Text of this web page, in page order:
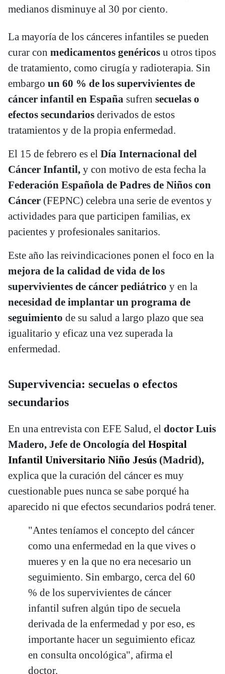
medianos disminuye al 30 por ciento.
La mayoría de los cánceres infantiles se pueden
curar con medicamentos genéricos u otros tipos
de tratamiento, como cirugía y radioterapia. Sin
embargo un 60 % de los supervivientes de
cáncer infantil en España sufren secuelas o
efectos secundarios derivados de estos
tratamientos y de la propia enfermedad.
El 15 de febrero es el Día Internacional del
Cáncer Infantil, y con motivo de esta fecha la
Federación Española de Padres de Niños con
Cáncer (FEPNC) celebra una serie de eventos y
actividades para que participen familias, ex
pacientes y profesionales sanitarios.
Este año las reivindicaciones ponen el foco en la
mejora de la calidad de vida de los
supervivientes de cáncer pediátrico y en la
necesidad de implantar un programa de
seguimiento de su salud a largo plazo que sea
igualitario y eficaz una vez superada la
enfermedad.
Supervivencia: secuelas o efectos
secundarios
En una entrevista con EFE Salud, el doctor Luis
Madero, Jefe de Oncología del Hospital
Infantil Universitario Niño Jesús (Madrid),
explica que la curación del cáncer es muy
cuestionable pues nunca se sabe porqué ha
aparecido ni que efectos secundarios podrá tener.
"Antes teníamos el concepto del cáncer
como una enfermedad en la que vives o
mueres y en la que no era necesario un
seguimiento. Sin embargo, cerca del 60
% de los supervivientes de cáncer
infantil sufren algún tipo de secuela
derivada de la enfermedad y por eso, es
importante hacer un seguimiento eficaz
en consulta oncológica", afirma el
doctor.